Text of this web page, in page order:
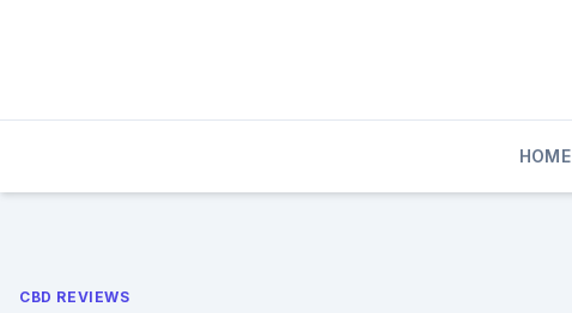
HOME
CBD REVIEWS